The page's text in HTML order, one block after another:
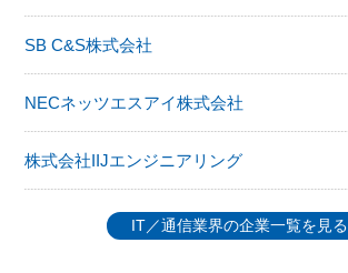
SB C&S株式会社
NECネッツエスアイ株式会社
株式会社IIJエンジニアリング
IT／通信業界の企業一覧を見る